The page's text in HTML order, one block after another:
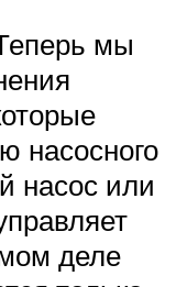
мы
насосного
насос или
деле